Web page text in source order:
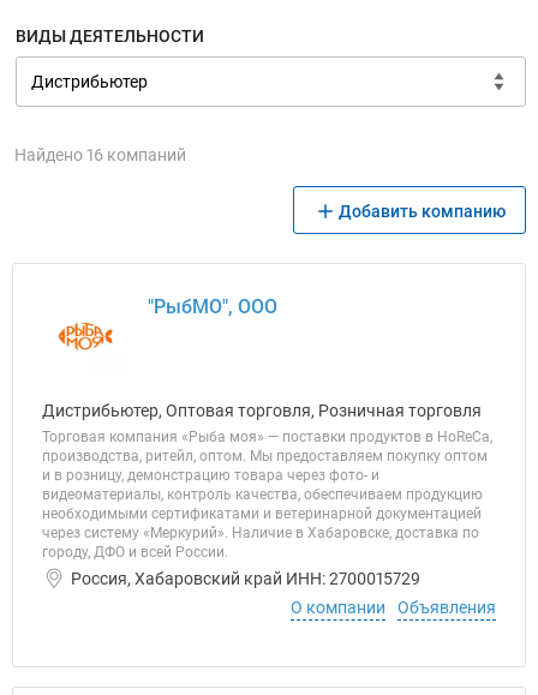
ВИДЫ ДЕЯТЕЛЬНОСТИ
Найдено 16 компаний
Добавить компанию
"РыбМО", ООО
Дистрибьютер, Оптовая торговля, Розничная торговля
Торговая компания «Рыба моя» — поставки продуктов в HoReCa,
производства, ритейл, оптом. Мы предоставляем покупку оптом
и в розницу, демонстрацию товара через фото- и
видеоматериалы, контроль качества, обеспечиваем продукцию
необходимыми сертификатами и ветеринарной документацией
через систему «Меркурий». Наличие в Хабаровске, доставка по
городу, ДФО и всей России.
Россия, Хабаровский край ИНН: 2700015729
О компании
Объявления